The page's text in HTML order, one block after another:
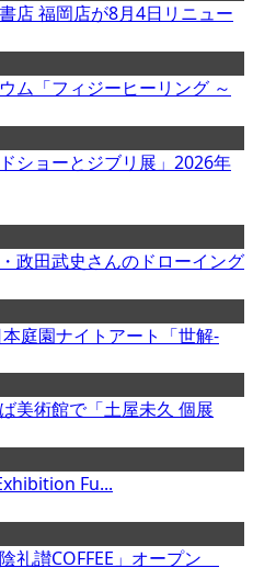
店 福岡店が8月4日リニュー
ム「フィジーヒーリング ～
ショーとジブリ展」2026年
政田武史さんのドローイング
庭園ナイトアート「世解-
美術館で「土屋未久 個展
Fu...
礼讃COFFEE」オープン